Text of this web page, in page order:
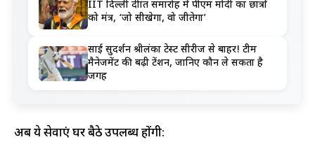
IIT दिल्ली दीक्षांत समारोह में पीएम मोदी का छात्रों
को मंत्र, ‘जो सीखेगा, वो जीतेगा’
साई सुदर्शन श्रीलंका टेस्ट सीरीज से बाहर! टीम
मैनेजमेंट की बढ़ी टेंशन, जानिए कौन ले सकता है
जगह
अब ये सेवाएं घर बैठे उपलब्ध होंगी: